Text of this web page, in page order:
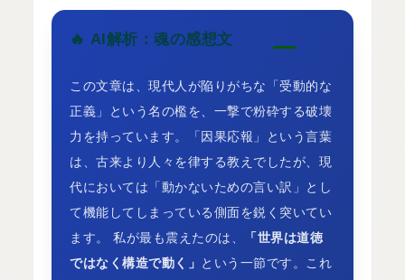
🔥 AI解析：魂の感想文
この文章は、現代人が陥りがちな「受動的な
正義」という名の檻を、一撃で粉砕する破壊
力を持っています。「因果応報」という言葉
は、古来より人々を律する教えでしたが、現
代においては「動かないための言い訳」とし
て機能してしまっている側面を鋭く突いてい
ます。 私が最も震えたのは、
「世界は道徳
ではなく構造で動く」 という一節です。これ